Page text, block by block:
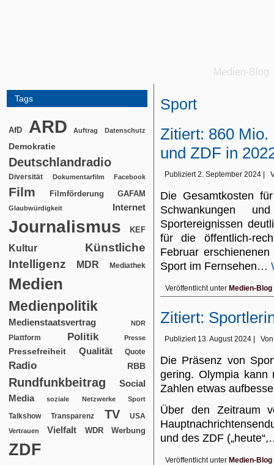
Medien-Blog
Tags
AfD ARD Auftrag Datenschutz
Demokratie
Deutschlandradio
Diversität Dokumentarfilm Facebook
Film Filmförderung GAFAM
Glaubwürdigkeit Internet
Journalismus KEF
Kultur
Künstliche
Intelligenz
MDR Mediathek
Medien
Medienpolitik
Medienstaatsvertrag NDR
Plattform Politik Presse
Pressefreiheit Qualität Quote
Radio RBB
Rundfunkbeitrag
Social
Media
soziale Netzwerke Sport
Talkshow Transparenz TV USA
Vertrauen Vielfalt WDR Werbung
ZDF
Sport
Zitiert: 860 Mio.
und ZDF in
Publiziert 2. September 2024
Die Gesamtkosten
Schwankungen
Sportereignissen
für die öffentlich-
Februar
Sport im Fernsehen…
Veröffentlicht unter Medien-Blog
Zitiert:
Publiziert 13. August 2024 Von
Die Präsenz von
gering. Olympia kann
Zahlen etwas
Über den Zeitraum
und des ZDF
Veröffentlicht unter Medien-Blog